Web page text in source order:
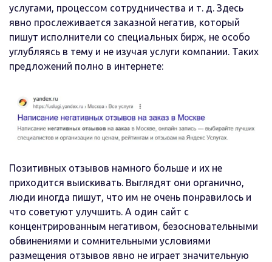
услугами, процессом сотрудничества и т. д. Здесь
явно прослеживается заказной негатив, который
пишут исполнители со специальных бирж, не особо
углубляясь в тему и не изучая услуги компании. Таких
предложений полно в интернете:
Позитивных отзывов намного больше и их не
приходится выискивать. Выглядят они органично,
люди иногда пишут, что им не очень понравилось и
что советуют улучшить. А один сайт с
концентрированным негативом, безосновательными
обвинениями и сомнительными условиями
размещения отзывов явно не играет значительную